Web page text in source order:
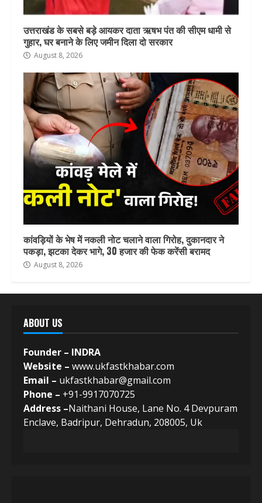
उत्तराखंड के सबसे बड़े आयकर दाता ऋषभ पंत की सीएम धामी से
गुहार, घर बनाने के लिए जमीन दिला दो सरकार
August 8, 2026
कांवड़ियों के भेष में नकली नोट चलाने वाला गिरोह, दुकानदार ने
पकड़ा, झटका देकर भागे, 30 हजार की फेक करेंसी बरामद
August 8, 2026
ABOUT US
Founder – INDRA
Website – www.ukfastkhabar.com
Email – ukfastkhabar@gmail.com
Phone – +91-9917070725
Address –Naithani House, Lane No. 4 Devpuram
Enclave, Badripur, Dehradun, 208005, Uk